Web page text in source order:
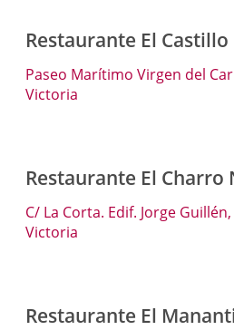
Restaurante El Castillo
Paseo Marítimo Virgen del
Victoria
Restaurante El Charro
C/ La Corta. Edif. Jorge
Victoria
Restaurante El